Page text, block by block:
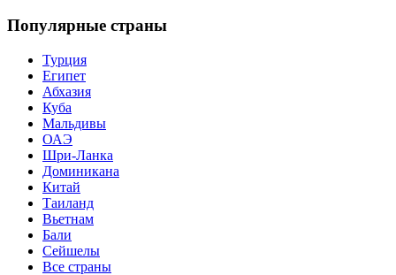
Популярные страны
Турция
Египет
Абхазия
Куба
Мальдивы
ОАЭ
Шри-Ланка
Доминикана
Китай
Таиланд
Вьетнам
Бали
Сейшелы
Все страны